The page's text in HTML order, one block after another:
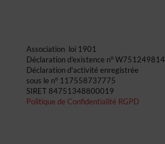
Association loi 1901 ​
Déclaration d’existence n° W751249814​
Déclaration d'activité enregistrée
sous le n° 117558737775
SIRET 84751348800019
Politique de Confidentialité RGPD